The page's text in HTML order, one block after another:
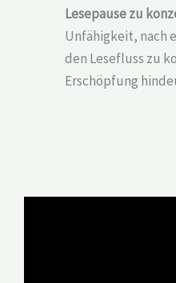
Lesepause zu
Unfähigkeit, nach
den Lesefluss zu
Erschöpfung